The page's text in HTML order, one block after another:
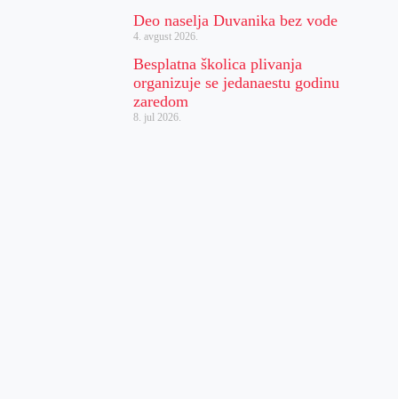
Deo naselja Duvanika bez vode
4. avgust 2026.
Besplatna školica plivanja
organizuje se jedanaestu godinu
zaredom
8. jul 2026.